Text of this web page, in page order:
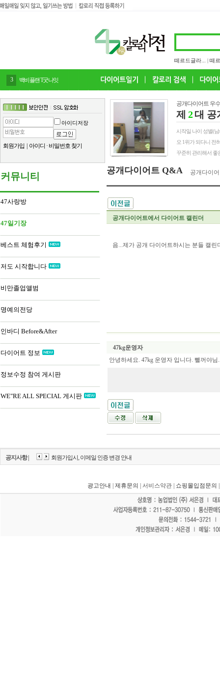
떼르드글라... 떼
4 감말랭이
아이디저장
회원가입 아이디 · 비밀번호 찾기
커뮤니티
47사랑방
47일기장
베스트 체험후기
저도 시작합니다
비만졸업앨범
명예의전당
인바디 Before&After
다이어트 정보
정보수정 참여 게시판
WE"RE ALL SPECIAL 게시판
공개다이어트 우
제 2대 공
시작일 나이 성별(남
오 1위가 되다니 전
꾸준히 관리해서 좋
공개다이어트 Q&A 공개다이
공개다이어트에서 다이어트 캘린더
음...제가 공개 다이어트하시는 분들 캘
47kg운영자
안녕하세요. 47kg 운영자 입니다. 뺄꺼야
공지사항 | 회원가입시, 이메일 인증 변경 안내
광고안내 제휴문의 | 서비스약관 | 쇼핑몰입점문의
"홈페이지 모든 게시물에